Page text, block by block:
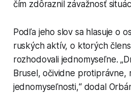
čím zdôraznil závažnosť
Podľa jeho slov sa hlasuje o
ruských aktív, o ktorých
rozhodovali jednomyseľne.
Brusel, očividne protiprávne,
jednomyseľnosti,“ dodal